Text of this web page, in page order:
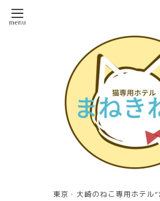
東京・大崎のねこ専用ホテル